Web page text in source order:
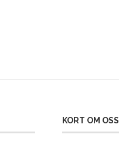
KORT OM OSS